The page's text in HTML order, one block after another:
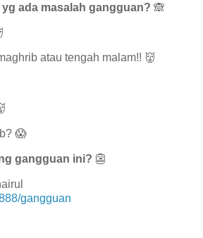
ada masalah gangguan? 🙈
atau tengah malam!! 👹
😱
gangguan ini? 👺
gangguan